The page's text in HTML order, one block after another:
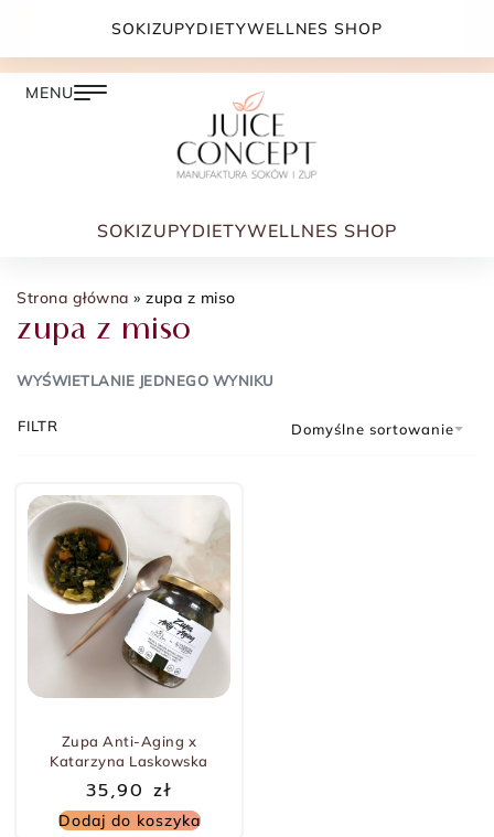
DARMOWA DOSTAWA PRZY ZAMÓWIENIU JUŻ OD
SOKIZUPYDIETYWELLNES SHOP
Strona główna » zupa z miso
zupa z miso
WYŚWIETLANIE JEDNEGO WYNIKU
Domyślne sortowanie
FILTR
Zupa Anti-Aging x
Katarzyna Laskowska
35,90 zł
Dodaj do koszyka
SOKIZUPYDIETYWELLNES SHOP